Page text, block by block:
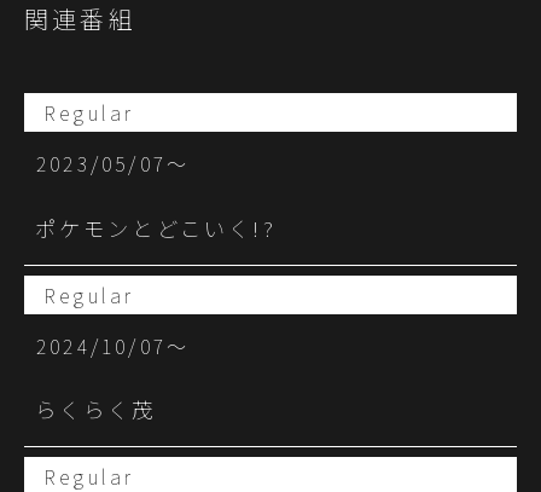
関連番組
Regular
2023/05/07〜
ポケモンとどこいく!?
Regular
2024/10/07〜
らくらく茂
Regular